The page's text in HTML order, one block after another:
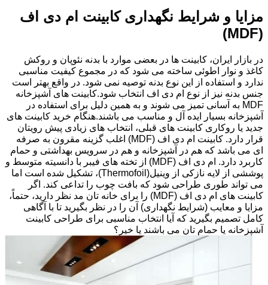
مزایا و شرایط نگهداری کابینت ام دی اف
(MDF)
در بازار ایران، کابینت ها در بعضی موارد با بدنه نئوپان و روکش
کاغذ و نوار اطوئی ساخته می شود که در مجموع کیفیت مناسبی
ندارد و استفاده از این نوع بدنه توصیه نمی شود. در واقع بهتر است
جنس بدنه نیز از نوع ام دی اف انتخاب شود.کابینت های آشپزخانه
MDF به آسانی تمیز می شوند و به همین دلیل برای استفاده در
آشپزخانه بسیار ایده آل و مناسب می باشند.هنگام خرید کابینت های
جدید یا روکاری کابینت های قبلی، انتخاب های زیادی پیش رویتان
قرار دارد. کابینت ام دی اف (MDF) اغلب گزینه مقرون به صرفه
ای می باشد که هم در آشپزخانه و هم در سرویس بهداشتی و حمام
کاربرد دارد. ام دی اف (MDF) از تخته های فیبر با دانسیته متوسط و
پوششی از لایه نازکی از وینیل(Thermofoil)، تشکیل شده است اما
می تواند طوری طراحی شود که بافت چوب را تداعی کند. اگر
کابینت های ام دی اف (MDF) را برای خانه تان مد نظر دارید، حتماً،
مزایا و معایب (شرایط نگهداری) آن را در نظر بگیرید تا با آگاهی
کامل تصمیم بگیرید که آیا انتخاب مناسبی برای طراحی کابینت
آشپزخانه یا حمام تان می باشند یا خیر؟